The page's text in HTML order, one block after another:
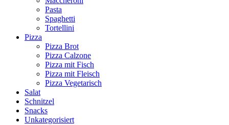
Pasta
Spaghetti
Tortellini
Pizza
Pizza Brot
Pizza Calzone
Pizza mit Fisch
Pizza mit Fleisch
Pizza Vegetarisch
Salat
Schnitzel
Snacks
Unkategorisiert